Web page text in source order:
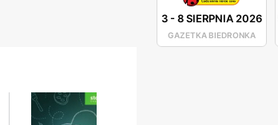
3-8 SIERPNIA 2026
GAZETKA BIEDRONKA